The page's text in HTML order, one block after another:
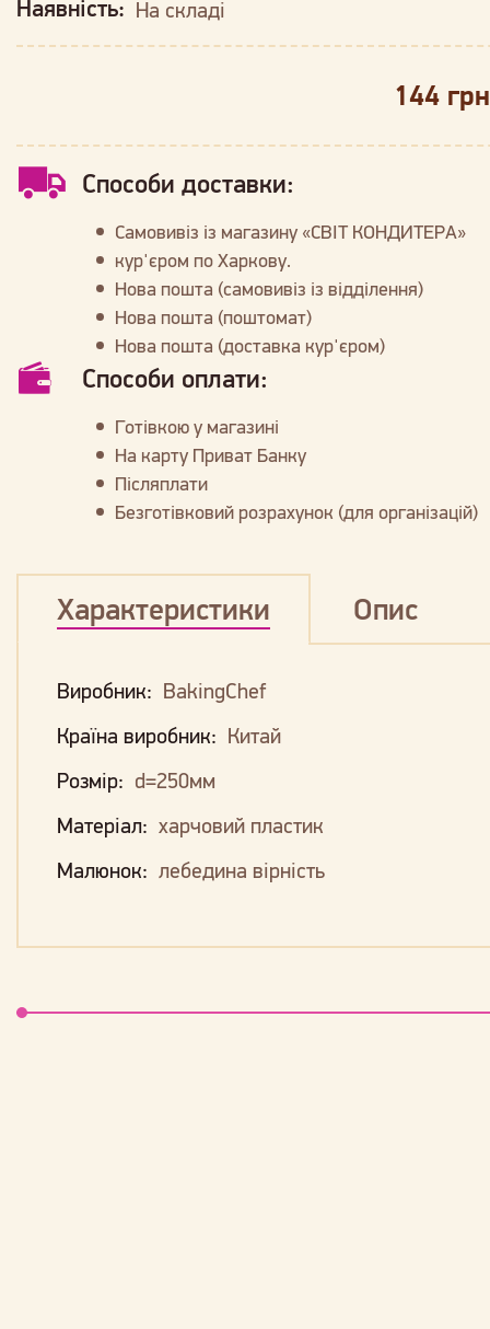
Наявність: На складі
144 грн
Способи доставки:
Самовивіз із магазину «СВІТ КОНДИТЕРА»
кур'єром по Харкову.
Нова пошта (самовивіз із відділення)
Нова пошта (поштомат)
Нова пошта (доставка кур'єром)
Способи оплати:
Готівкою у магазині
На карту Приват Банку
Післяплати
Безготівковий розрахунок (для організацій)
Характеристики Опис
Виробник: BakingChef
Країна виробник: Китай
Розмір: d=250мм
Матеріал: харчовий пластик
Малюнок: лебедина вірність